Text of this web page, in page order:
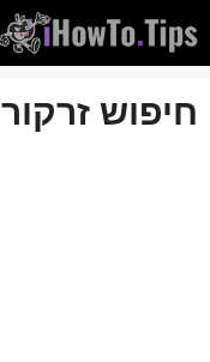
לתוכן
חיפוש זרקור